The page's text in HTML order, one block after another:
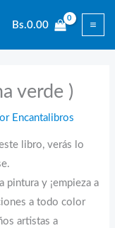
Bs.0.00
verde )
Encantalibros
libro, verás lo
pintura y ¡empieza a
a todo color
artistas a